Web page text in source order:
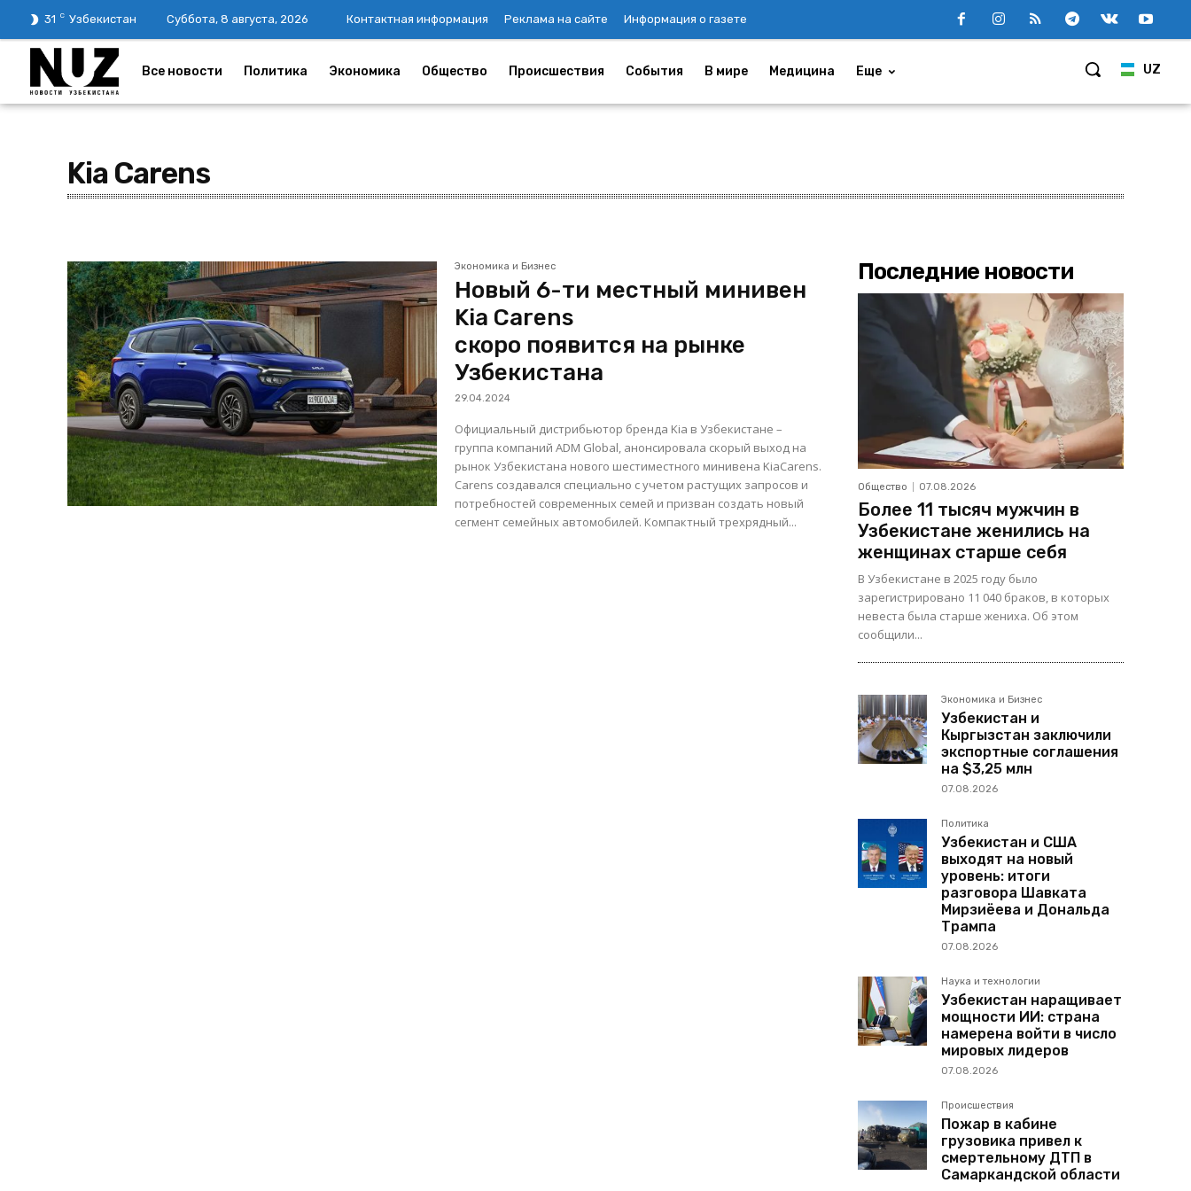
31 C Узбекистан Суббота, 8 августа, 2026 Контактная информация Реклама на сайте Информация о газете
UZ
Все новости Политика Экономика Общество Происшествия События В мире Медицина Еще
Kia Carens
Экономика и Бизнес
Новый 6-ти местный минивен
Kia Carens
скоро появится на рынке
Узбекистана
29.04.2024
Официальный дистрибьютор бренда Kia в Узбекистане –
группа компаний ADM Global, анонсировала скорый выход на
рынок Узбекистана нового шестиместного минивена KiaCarens.
Carens создавался специально с учетом растущих запросов и
потребностей современных семей и призван создать новый
сегмент семейных автомобилей. Компактный трехрядный...
Последние новости
Общество 07.08.2026
Более 11 тысяч мужчин в
Узбекистане женились на
женщинах старше себя
В Узбекистане в 2025 году было
зарегистрировано 11 040 браков, в которых
невеста была старше жениха. Об этом
сообщили...
Экономика и Бизнес
Узбекистан и
Кыргызстан заключили
экспортные соглашения
на $3,25 млн
07.08.2026
Политика
Узбекистан и США
выходят на новый
уровень: итоги
разговора Шавката
Мирзиёева и Дональда
Трампа
07.08.2026
Наука и технологии
Узбекистан наращивает
мощности ИИ: страна
намерена войти в число
мировых лидеров
07.08.2026
Происшествия
Пожар в кабине
грузовика привел к
смертельному ДТП в
Самаркандской области